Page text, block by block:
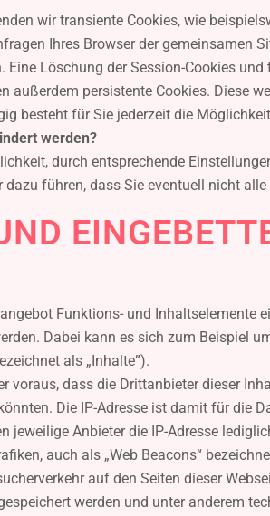
wir transiente Cookies, wie
Ihres Browser der gemeinsamen
Eine Löschung der Session-Cookies
außerdem persistente Cookies. Diese
besteht für Sie jederzeit die
werden?
durch entsprechende
dazu führen, dass Sie eventuell nicht
Funktions- und Inhaltselemente
Dabei kann es sich zum Beispiel
als „Inhalte”).
voraus, dass die Drittanbieter dieser
Die IP-Adresse ist damit für die
jeweilige Anbieter die IP-Adresse
auch als „Web Beacons“
auf den Seiten dieser
werden und unter anderem